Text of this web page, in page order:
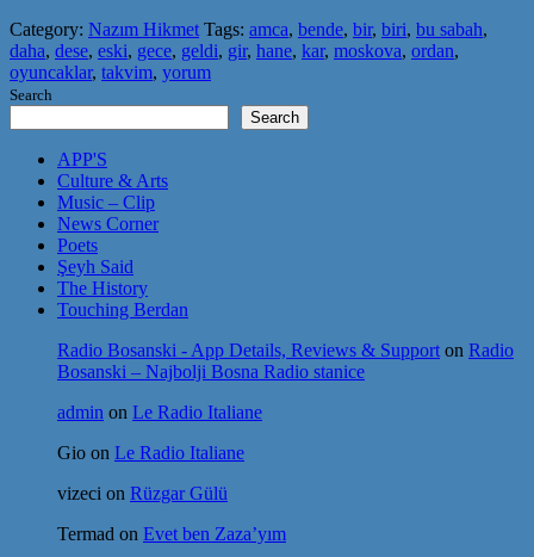
Category: Nazım Hikmet Tags: amca, bende, bir, biri, bu sabah,
daha, dese, eski, gece, geldi, gir, hane, kar, moskova, ordan,
oyuncaklar, takvim, yorum
Search
Search
APP'S
Culture & Arts
Music – Clip
News Corner
Poets
Şeyh Said
The History
Touching Berdan
Radio Bosanski - App Details, Reviews & Support on Radio
Bosanski – Najbolji Bosna Radio stanice
admin on Le Radio Italiane
Gio on Le Radio Italiane
vizeci on Rüzgar Gülü
Termad on Evet ben Zaza’yım